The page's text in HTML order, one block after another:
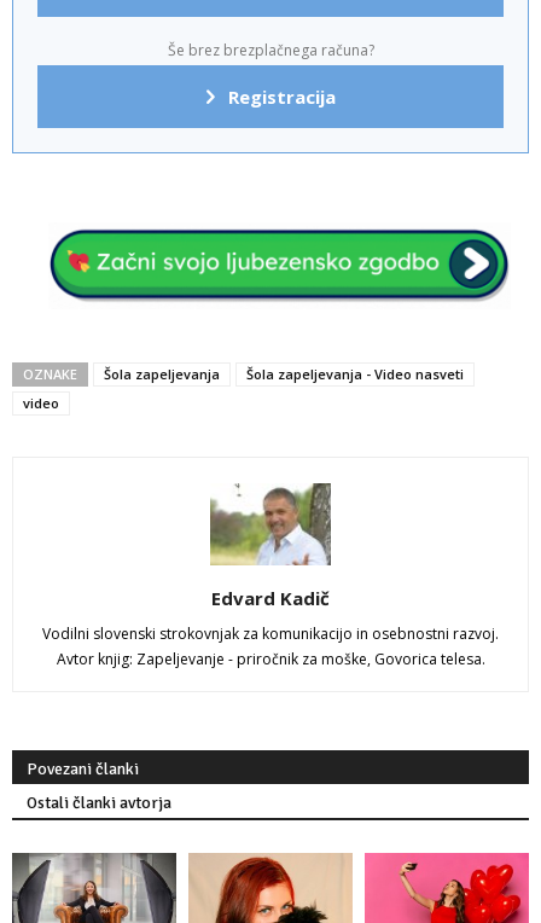
Še brez brezplačnega računa?
Registracija
OZNAKE Šola zapeljevanja
Šola zapeljevanja - Video nasveti
video
Edvard Kadič
Vodilni slovenski strokovnjak za komunikacijo in osebnostni razvoj.
Avtor knjig: Zapeljevanje - priročnik za moške, Govorica telesa.
Povezani članki
Ostali članki avtorja